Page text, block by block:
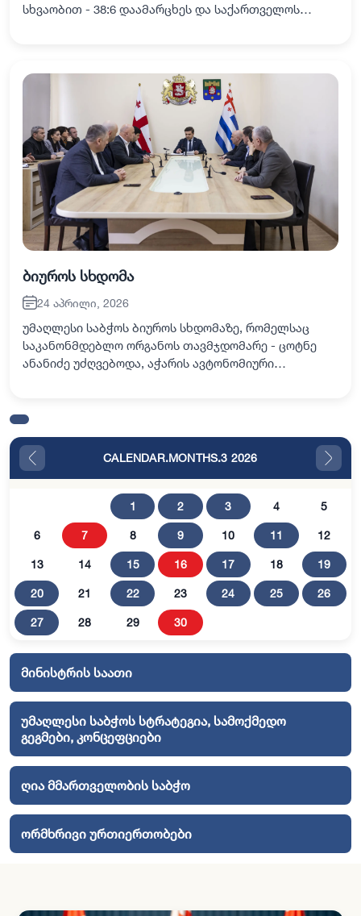
სხვაობით - 38:6 დაამარცხეს და საქართველოს
ბიუროს სხდომა
24 აპრილი, 2026
უმაღლესი საბჭოს ბიუროს სხდომაზე, რომელსაც
საკანონმდებლო ორგანოს თავმჯდომარე - ცოტნე
ანანიძე უძღვებოდა, აჭარის ავტონომიური
თავმჯდომარის მიე…
CALENDAR.MONTHS.3 2026
1 2 3 4 5
6 7 8 9 10 11 12
13 14 15 16 17 18 19
20 21 22 23 24 25 26
27 28 29 30
მინისტრის საათი
უმაღლესი საბჭოს სტრატეგია, სამოქმედო
გეგმები, კონცეფციები
ღია მმართველობის საბჭო
ორმხრივი ურთიერთობები